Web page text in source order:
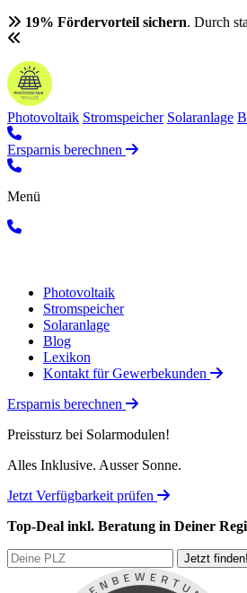
19% Fördervorteil sichern. Durch
Photovoltaik Stromspeicher Solaranlage
Ersparnis berechnen
Menü
Photovoltaik
Stromspeicher
Solaranlage
Blog
Lexikon
Kontakt für Gewerbekunden
Ersparnis berechnen
Preissturz bei Solarmodulen!
Alles Inklusive. Ausser Sonne.
Jetzt Verfügbarkeit prüfen
Top-Deal inkl. Beratung in Deiner